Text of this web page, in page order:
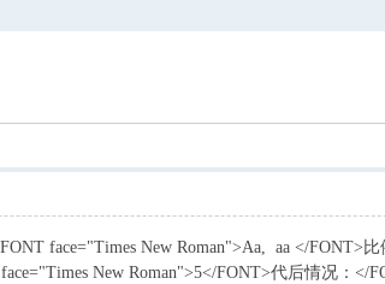
face="Times New Roman">Aa, aa </FONT>
New Roman">5</FONT>代后情况：</